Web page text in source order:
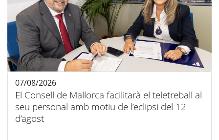
El Consell de Mallorca facilitarà el teletreball al
seu personal amb motiu de l’eclipsi del 12
d’agost
07/08/2026